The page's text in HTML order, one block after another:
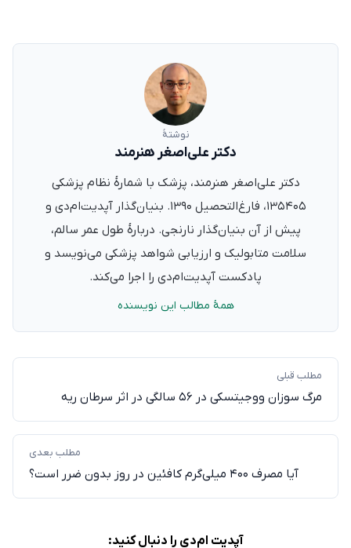
نوشتهٔ
دکتر علی‌اصغر هنرمند
دکتر علی‌اصغر هنرمند، پزشک با شمارهٔ نظام پزشکی
۱۳۵۴۰۵، فارغ‌التحصیل ۱۳۹۰. بنیان‌گذار آپدیت‌ام‌دی و
پیش از آن بنیان‌گذار نارنجی. دربارهٔ طول عمر سالم،
سلامت متابولیک و ارزیابی شواهد پزشکی می‌نویسد و
پادکست آپدیت‌ام‌دی را اجرا می‌کند.
همهٔ مطالب این نویسنده
مطلب قبلی
مرگ سوزان ووجیتسکی در ۵۶ سالگی در اثر سرطان ریه
مطلب بعدی
آیا مصرف ۴۰۰ میلی‌گرم کافئین در روز بدون ضرر است؟
آپدیت ام‌دی را دنبال کنید: